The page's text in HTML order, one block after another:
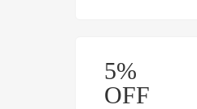
5%
OFF